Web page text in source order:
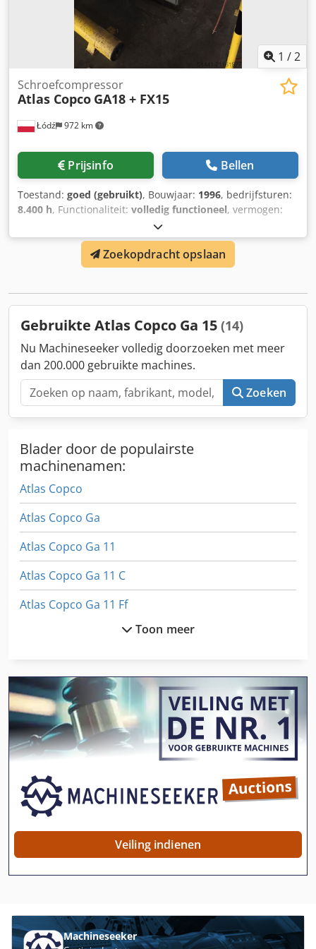
1 /2
Łódź 972 km
Schroefcompressor
Atlas Copco GA18 + FX15
Prijsinfo Bellen
Toestand: goed (gebruikt), Bouwjaar: 1996, bedrijfsturen:
8.400 h, Functionaliteit: volledig functioneel, vermogen:
, bedrijfsdruk:
werkdruk: 7,5 bar Vermogen: 18,5 kW Ca. 8.400
bedrijfsuren GA18, bouwjaar: 1996 Luchtdroger FX15,
bouwjaar: 2016 Djdpfx Asyg H Tijilowa
Zoekopdracht opslaan
Gebruikte Atlas Copco Ga 15 (14)
Nu Machineseeker volledig doorzoeken met meer
dan 200.000 gebruikte machines.
Zoeken
Blader door de populairste
machinenamen:
Atlas Copco
Atlas Copco Ga
Atlas Copco Ga 11
Atlas Copco Ga 11 C
Atlas Copco Ga 11 Ff
Atlas Copco Ga 122
Atlas Copco Ga 15 Ff
Atlas Copco Ga 160
Atlas Copco Ga 18
Atlas Copco Ga 22
Atlas Copco Ga 22 Ff
Atlas Copco Ga 408
Toon meer
Veiling indienen
Machineseeker